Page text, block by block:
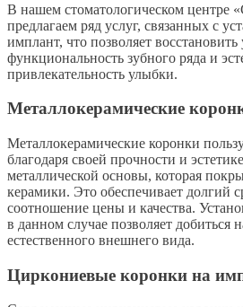
В нашем стоматологическом центре
предлагаем ряд услуг, связанных с
имплант, что позволяет
функциональность зубного ряда и
привлекательность улыбки.
Металлокерамические
Металлокерамические коронки
благодаря своей прочности и
металлической основы, которая
керамики. Это обеспечивает долгий
соотношение цены и качества.
в данном случае позволяет добиться
естественного внешнего вида.
Циркониевые коронки на